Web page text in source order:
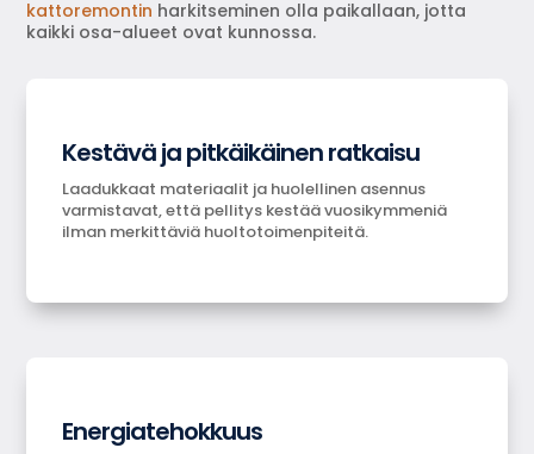
kattoremontin harkitseminen olla paikallaan, jotta
kaikki osa-alueet ovat kunnossa.
Kestävä ja pitkäikäinen ratkaisu
Laadukkaat materiaalit ja huolellinen asennus
varmistavat, että pellitys kestää vuosikymmeniä
ilman merkittäviä huoltotoimenpiteitä.
Energiatehokkuus